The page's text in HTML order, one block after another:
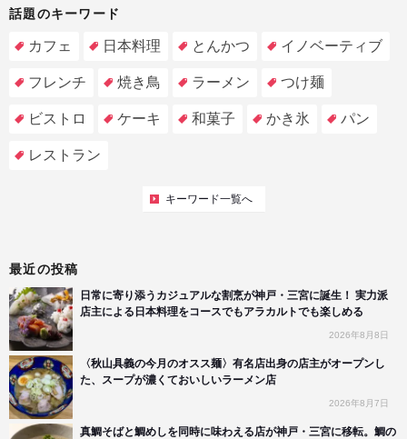
話題のキーワード
カフェ 日本料理 とんかつ イノベーティブ
フレンチ 焼き鳥 ラーメン つけ麺
ビストロ ケーキ 和菓子 かき氷 パン
レストラン
キーワード一覧へ
最近の投稿
日常に寄り添うカジュアルな割烹が神戸・三宮に誕生！ 実力派
店主による日本料理をコースでもアラカルトでも楽しめる
2026年8月8日
〈秋山具義の今月のオスス麺〉有名店出身の店主がオープンし
た、スープが濃くておいしいラーメン店
2026年8月7日
真鯛そばと鯛めしを同時に味わえる店が神戸・三宮に移転。鯛の